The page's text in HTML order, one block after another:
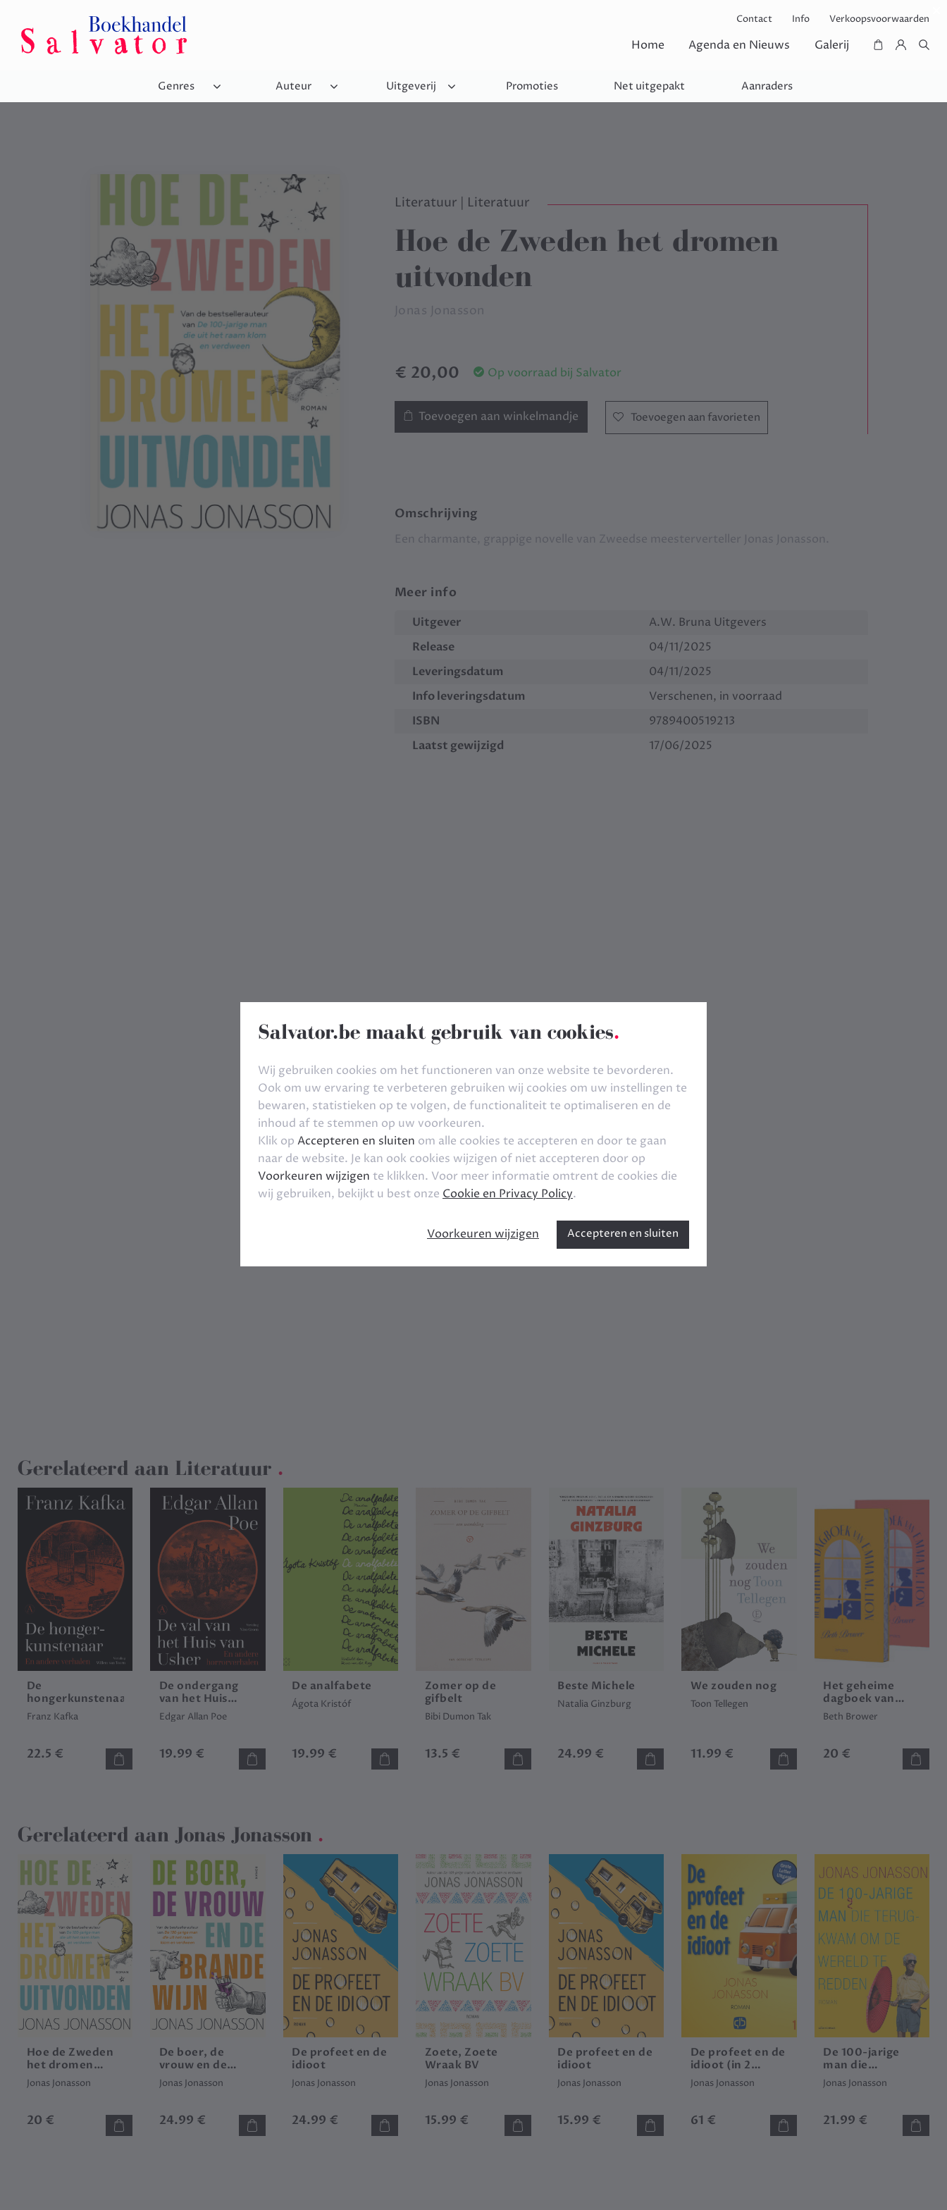
Contact Info Verkoopsvoorwaarden
Home Agenda en Nieuws Galerij
Genres Auteur Uitgeverij Promoties Net uitgepakt Aanraders
Literatuur | Literatuur
Hoe de Zweden het dromen
uitvonden
Jonas Jonasson
€ 20,00 Op voorraad bij Salvator
Toevoegen aan winkelmandje Toevoegen aan favorieten
Omschrijving
Een charmante, grappige novelle van Zweedse meesterverteller Jonas Jonasson.
Meer info
Uitgever
A.W. Bruna Uitgevers
Release
04/11/2025
Leveringsdatum
04/11/2025
Info leveringsdatum
Verschenen, in voorraad
ISBN
9789400519213
Laatst gewijzigd
17/06/2025
Gerelateerd aan Literatuur .
De
hongerkunstenaar
Franz Kafka
22.5 €
De ondergang
van het Huis
Usher
Edgar Allan Poe
19.99 €
De analfabete
Ágota Kristóf
19.99 €
Zomer op de
gifbelt
Bibi Dumon Tak
13.5 €
Beste Michele
Natalia Ginzburg
24.99 €
We zouden nog
Toon Tellegen
11.99 €
Het geheime
dagboek van
Emma M. Lion
(set)
Beth Brower
20 €
Gerelateerd aan Jonas Jonasson .
Hoe de Zweden
het dromen
uitvonden
Jonas Jonasson
20 €
De boer, de
vrouw en de
brandewijn
Jonas Jonasson
24.99 €
De profeet en de
idioot
Jonas Jonasson
24.99 €
Zoete, Zoete
Wraak BV
Jonas Jonasson
15.99 €
De profeet en de
idioot
Jonas Jonasson
15.99 €
De profeet en de
idioot (in 2
banden)
Jonas Jonasson
61 €
De 100-jarige
man die
terugkwam om
de wereld te
Jonas Jonasson
21.99 €
Salvator.be maakt gebruik van cookies.
Wij gebruiken cookies om het functioneren van onze website te bevorderen.
Ook om uw ervaring te verbeteren gebruiken wij cookies om uw instellingen te
bewaren, statistieken op te volgen, de functionaliteit te optimaliseren en de
inhoud af te stemmen op uw voorkeuren.
Klik op Accepteren en sluiten om alle cookies te accepteren en door te gaan
naar de website. Je kan ook cookies wijzigen of niet accepteren door op
Voorkeuren wijzigen te klikken. Voor meer informatie omtrent de cookies die
wij gebruiken, bekijkt u best onze Cookie en Privacy Policy.
Accepteren en sluiten
Voorkeuren wijzigen